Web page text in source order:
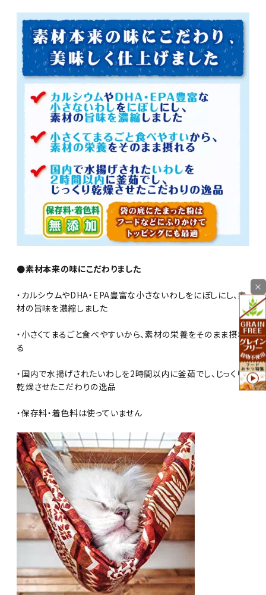
●素材本来の味にこだわりました
・カルシウムやDHA・EPA豊富な小さないわしをにぼしにし、素
材の旨味を濃縮しました
・小さくてまるごと食べやすいから、素材の栄養をそのまま摂れ
る
・国内で水揚げされたいわしを2時間以内に釜茹でし、じっくり
乾燥させたこだわりの逸品
・保存料・着色料は使っていません
×